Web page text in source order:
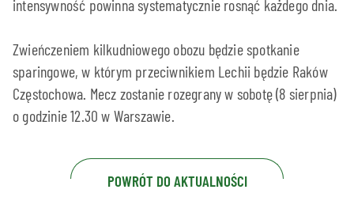
intensywność powinna systematycznie rosnąć każdego dnia.
Zwieńczeniem kilkudniowego obozu będzie spotkanie
sparingowe, w którym przeciwnikiem Lechii będzie Raków
Częstochowa. Mecz zostanie rozegrany w sobotę (8 sierpnia)
o godzinie 12.30 w Warszawie.
POWRÓT DO AKTUALNOŚCI